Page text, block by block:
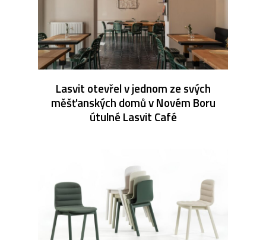
Lasvit otevřel v jednom ze svých
měšťanských domů v Novém Boru
útulné Lasvit Café